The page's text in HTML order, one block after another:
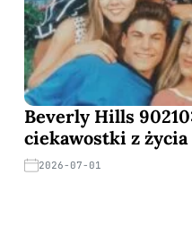
Beverly Hills
ciekawostki z
2026-07-01